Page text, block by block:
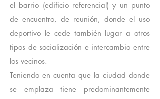
el barrio (edificio referencial) y un punto
de encuentro, de reunión, donde el uso
deportivo le cede también lugar a otros
tipos de socialización e intercambio entre
los vecinos.
Teniendo en cuenta que la ciudad donde
se emplaza tiene predominantemente